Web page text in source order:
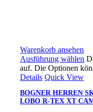
Warenkorb ansehen
Ausführung wählen
auf. Die Optionen
Details Quick View
BOGNER HERREN
LOBO R-TEX XT